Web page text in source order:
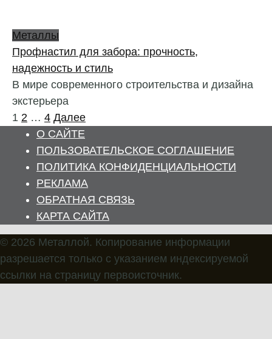
Металлы
Профнастил для забора: прочность,
надежность и стиль
В мире современного строительства и дизайна
экстерьера
Пагинация
записей
1 2 … 4 Далее
О САЙТЕ
ПОЛЬЗОВАТЕЛЬСКОЕ СОГЛАШЕНИЕ
ПОЛИТИКА КОНФИДЕНЦИАЛЬНОСТИ
РЕКЛАМА
ОБРАТНАЯ СВЯЗЬ
КАРТА САЙТА
© 2026 Металлой. Копирование информации
разрешается только с указанием индексируемой
ссылки на страницу первоисточник.